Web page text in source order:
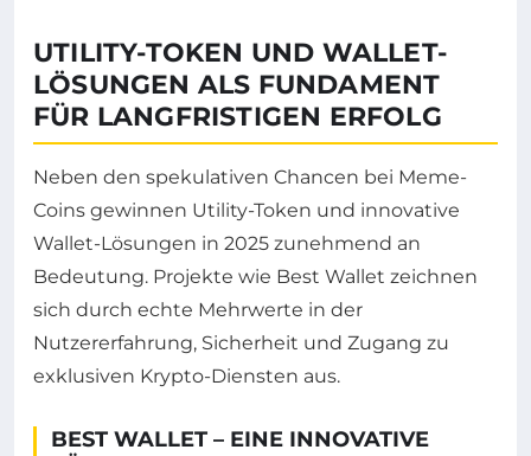
UTILITY-TOKEN UND WALLET-
LÖSUNGEN ALS FUNDAMENT
FÜR LANGFRISTIGEN ERFOLG
Neben den spekulativen Chancen bei Meme-
Coins gewinnen Utility-Token und innovative
Wallet-Lösungen in 2025 zunehmend an
Bedeutung. Projekte wie Best Wallet zeichnen
sich durch echte Mehrwerte in der
Nutzererfahrung, Sicherheit und Zugang zu
exklusiven Krypto-Diensten aus.
BEST WALLET – EINE INNOVATIVE